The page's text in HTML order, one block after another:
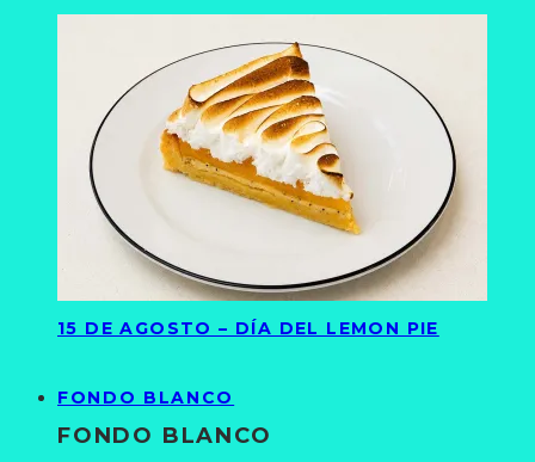
15 DE AGOSTO – DÍA DEL LEMON PIE
FONDO BLANCO
FONDO BLANCO